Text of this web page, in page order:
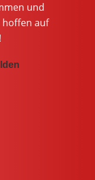
und
hoffen auf